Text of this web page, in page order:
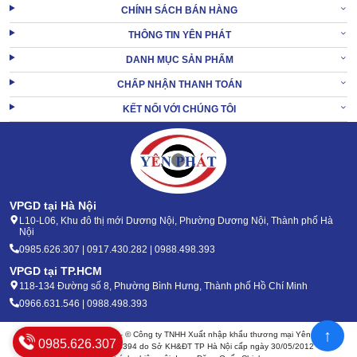
Thay vì xả nước ngưng vào thùng chứa, model này có thiết kế ống
dẫn cho phép xả nước thẳng ra ngoài. Từ đó mà không lo tràn
Thiết bị cũng vì thế mà làm việc liên tục, hiệu quả nâng cao, không
XEM THÊM: Máy hút ẩm đẳng nhiệt IKENO ID-4500-I
2. Quy mô ứng dụng của máy hút ẩm đẳng nhiệt
IKENO ID-7500-I
CHÍNH SÁCH BÁN HÀNG
THÔNG TIN YÊN PHÁT
DANH MỤC SẢN PHẨM
CHẤP NHẬN THANH TOÁN
KẾT NỐI VỚI CHÚNG TÔI
VPGD tại Hà Nội
L10-L06, Khu đô thị mới Dương Nội, Phường Dương Nội, Thành phố Hà
Nội
0985.626.307 | 0917.430.282 | 0988.498.393
VPGD tại TP.HCM
118-134 Đường số 8, Phường Bình Hưng, Thành phố Hồ Chí Minh
0966.631.546 | 0988.498.393
Bản quyền 2020 - 2026 – © Công ty TNHH Xuất nhập khẩu thương mại Yên Phát
Mã số thuế: 0105904394 do Sở KH&ĐT TP Hà Nội cấp ngày 30/05/2012
0985.626.307 ↑